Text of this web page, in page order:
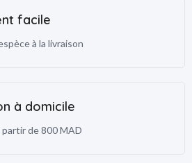
facile
à la livraison
à domicile
de 800 MAD